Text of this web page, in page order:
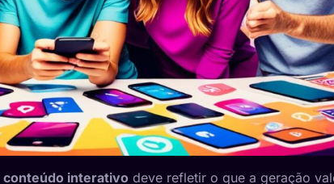
conteúdo interativo deve refletir o que a geração